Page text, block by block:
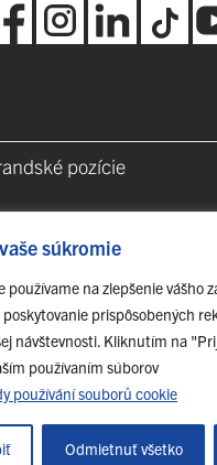
súkromie
používame na zlepšenie vášho
prispôsobených
návštevnosti. Kliknutím na
používaním súborov
používání souborů cookie
Odmietnuť všetko
pozície
činnosti
a vymenúvacie konania